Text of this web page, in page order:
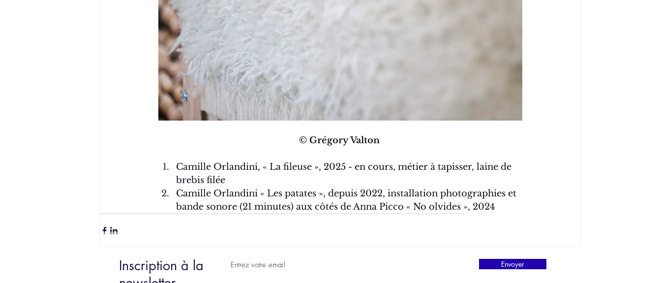
© Grégory Valton
Camille Orlandini, « La fileuse », 2025 - en cours, métier à tapisser, laine de
brebis filée
Camille Orlandini « Les patates », depuis 2022, installation photographies et
bande sonore (21 minutes) aux côtés de Anna Picco « No olvides », 2024
Inscription à la
Envoyer